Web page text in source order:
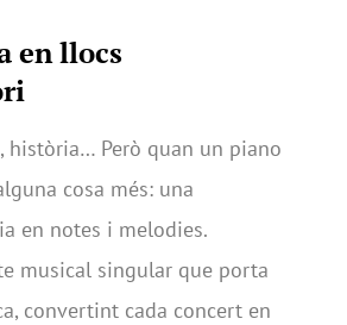
en llocs
història… Però quan un piano
cosa més: una
en notes i melodies.
musical singular que porta
convertint cada concert en